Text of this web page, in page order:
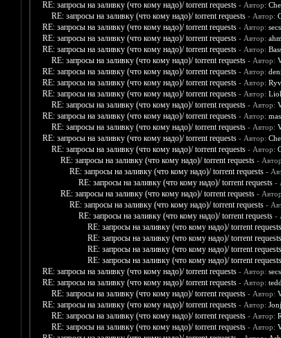
RE: запросы на заливку (что кому надо)/ torrent requests - Автор: Che
RE: запросы на заливку (что кому надо)/ torrent requests - Автор:
RE: запросы на заливку (что кому надо)/ torrent requests - Автор:
RE: запросы на заливку (что кому надо)/ torrent requests - Автор:
RE: запросы на заливку (что кому надо)/ torrent requests - Автор:
RE: запросы на заливку (что кому надо)/ torrent requests - Автор:
RE: запросы на заливку (что кому надо)/ torrent requests - Автор:
RE: запросы на заливку (что кому надо)/ torrent requests - Автор:
RE: запросы на заливку (что кому надо)/ torrent requests - Автор:
RE: запросы на заливку (что кому надо)/ torrent requests - Автор:
RE: запросы на заливку (что кому надо)/ torrent requests - Автор:
RE: запросы на заливку (что кому надо)/ torrent requests - Автор:
RE: запросы на заливку (что кому надо)/ torrent requests - Автор: Che
RE: запросы на заливку (что кому надо)/ torrent requests - Автор:
RE: запросы на заливку (что кому надо)/ torrent requests -
RE: запросы на заливку (что кому надо)/ torrent requests -
RE: запросы на заливку (что кому надо)/ torrent requests -
RE: запросы на заливку (что кому надо)/ torrent requests -
RE: запросы на заливку (что кому надо)/ torrent requests -
RE: запросы на заливку (что кому надо)/ torrent requests -
RE: запросы на заливку (что кому надо)/ torrent requests
RE: запросы на заливку (что кому надо)/ torrent requests
RE: запросы на заливку (что кому надо)/ torrent requests
RE: запросы на заливку (что кому надо)/ torrent requests
RE: запросы на заливку (что кому надо)/ torrent requests - Автор:
RE: запросы на заливку (что кому надо)/ torrent requests - Автор:
RE: запросы на заливку (что кому надо)/ torrent requests - Автор:
RE: запросы на заливку (что кому надо)/ torrent requests - Автор:
RE: запросы на заливку (что кому надо)/ torrent requests - Автор:
RE: запросы на заливку (что кому надо)/ torrent requests - Автор: